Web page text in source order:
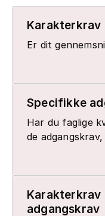
Karakterkrav
Er dit
Specifikke
Har du faglige
de
adgangskrav